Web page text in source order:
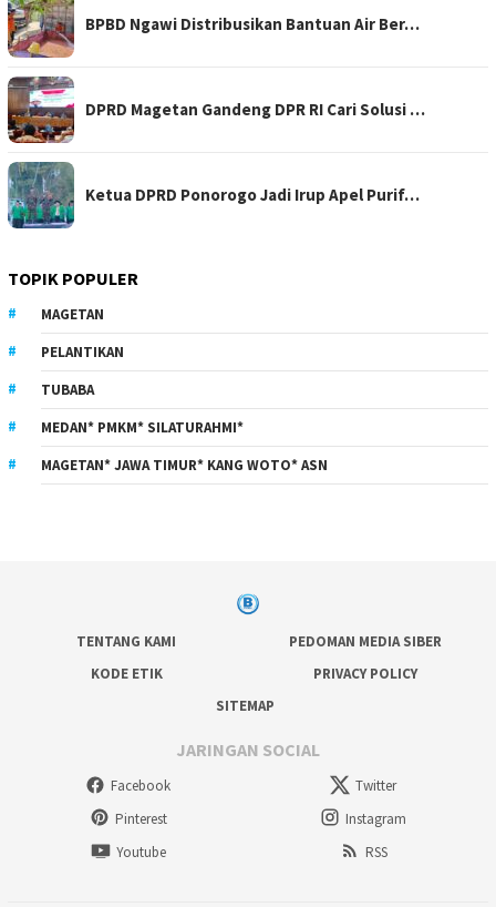
BPBD Ngawi Distribusikan Bantuan Air Ber…
DPRD Magetan Gandeng DPR RI Cari Solusi …
Ketua DPRD Ponorogo Jadi Irup Apel Purif…
TOPIK POPULER
MAGETAN
PELANTIKAN
TUBABA
MEDAN* PMKM* SILATURAHMI*
MAGETAN* JAWA TIMUR* KANG WOTO* ASN
TENTANG KAMI
PEDOMAN MEDIA SIBER
KODE ETIK
PRIVACY POLICY
SITEMAP
JARINGAN SOCIAL
Facebook
Twitter
Pinterest
Instagram
Youtube
RSS